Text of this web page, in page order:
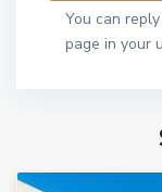
You can
page in your